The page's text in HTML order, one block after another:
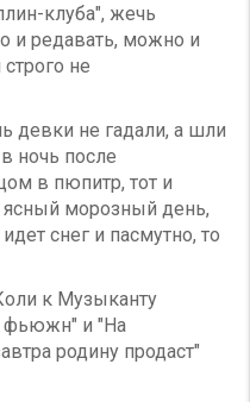
клуба", жечь
и редавать, можно и
не
девки не гадали, а шли
ночь после
в пюпитр, тот и
ясный морозный день,
снег и пасмутно, то
к Музыканту
фьюжн" и "На
родину продаст"